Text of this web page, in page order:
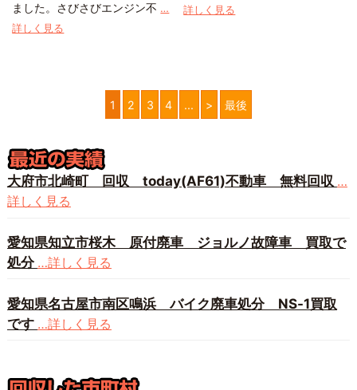
ました。さびさびエンジン不 …
詳しく見る
詳しく見る
1 2 3 4 ... > 最後
大府市北崎町 回収 today(AF61)不動車 無料回収 …
詳しく見る
愛知県知立市桜木 原付廃車 ジョルノ故障車 買取で
処分 …詳しく見る
愛知県名古屋市南区鳴浜 バイク廃車処分 NS-1買取
です …詳しく見る